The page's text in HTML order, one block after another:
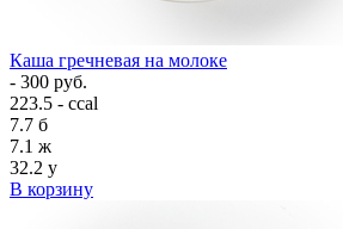
Каша гречневая на молоке
- 300 руб.
223.5 - ccal
7.7 б
7.1 ж
32.2 у
В корзину